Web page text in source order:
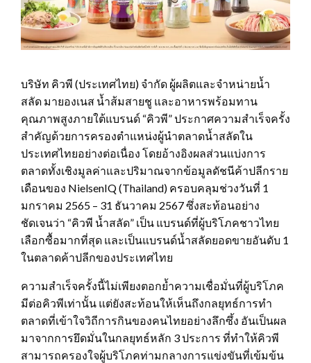
บริษัท คิวพี (ประเทศไทย) จำกัด ผู้ผลิตและจำหน่ายน้ำ
สลัด มายองเนส น้ำส้มสายชู และอาหารพร้อมทาน
คุณภาพสูงภายใต้แบรนด์ “คิวพี” ประกาศความสำเร็จครั้ง
สำคัญด้วยการครองตำแหน่งผู้นำตลาดน้ำสลัดใน
ประเทศไทยอย่างต่อเนื่อง โดยอ้างอิงผลส่วนแบ่งการ
ตลาดทั้งเชิงมูลค่าและปริมาณจากข้อมูลดัชนีค้าปลีกราย
เดือนของ NielsenIQ (Thailand) ครอบคลุมช่วงวันที่ 1
มกราคม 2565 – 31 ธันวาคม 2567 ซึ่งสะท้อนอย่าง
ชัดเจนว่า “คิวพี น้ำสลัด” เป็น แบรนด์ที่ผู้บริโภคชาวไทย
เลือกซื้อมากที่สุด และเป็นแบรนด์น้ำสลัดยอดขายอันดับ 1
ในตลาดค้าปลีกของประเทศไทย
ความสำเร็จครั้งนี้ไม่เพียงตอกย้ำความเชื่อมั่นที่ผู้บริโภค
มีต่อคิวพีเท่านั้น แต่ยังสะท้อนให้เห็นถึงกลยุทธ์การทำ
ตลาดที่เข้าใจวิถีการกินของคนไทยอย่างลึกซึ้ง อันเป็นผล
มาจากการยึดมั่นในกลยุทธ์หลัก 3 ประการ ที่ทำให้คิวพี
สามารถครองใจผู้บริโภคท่ามกลางการแข่งขันที่เข้มข้น